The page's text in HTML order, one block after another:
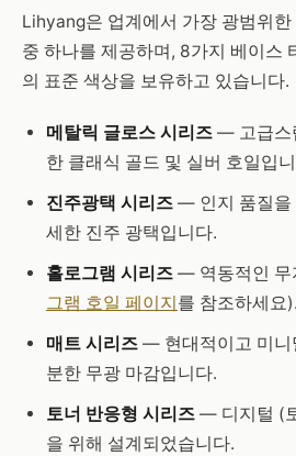
Lihyang은 업계에서 가장 광범위
중 하나를 제공하며, 8가지 베이스
의 표준 색상을 보유하고 있습니다.
메탈릭 글로스 시리즈 — 고급스
한 클래식 골드 및 실버 호일입
진주광택 시리즈 — 인지 품질을
세한 진주 광택입니다.
홀로그램 시리즈 — 역동적인 무
그램 호일 페이지를 참조하세요).
매트 시리즈 — 현대적이고 미니
분한 무광 마감입니다.
토너 반응형 시리즈 — 디지털 (
을 위해 설계되었습니다.